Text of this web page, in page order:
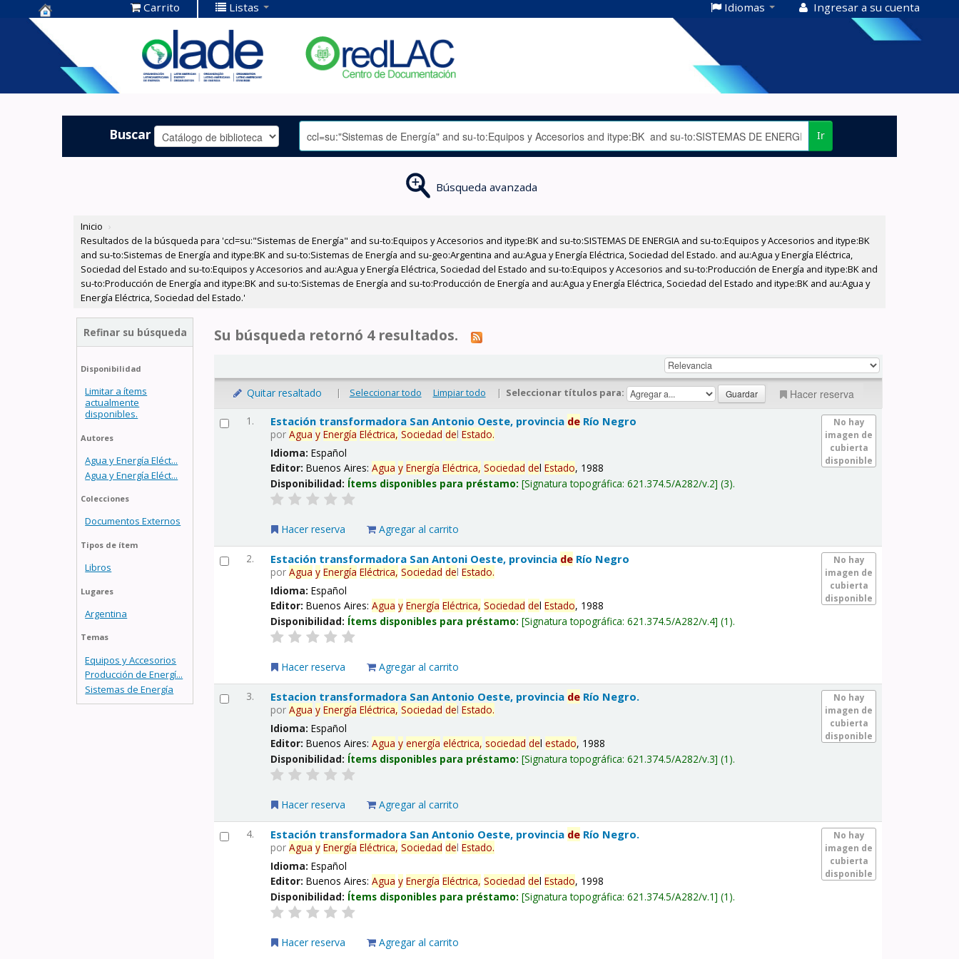
Centro de
Documentación
OLADE -
Carrito Listas Idiomas Ingresar a su cuenta
Buscar Ir
Búsqueda avanzada
Inicio ›
Resultados de la búsqueda para 'ccl=su:"Sistemas de Energía" and su-to:Equipos y Accesorios and itype:BK and su-to:SISTEMAS DE ENERGIA and su-to:Equipos y Accesorios and itype:BK
and su-to:Sistemas de Energía and itype:BK and su-to:Sistemas de Energía and su-geo:Argentina and au:Agua y Energía Eléctrica, Sociedad del Estado. and au:Agua y Energía Eléctrica,
Sociedad del Estado and su-to:Equipos y Accesorios and au:Agua y Energía Eléctrica, Sociedad del Estado and su-to:Equipos y Accesorios and su-to:Producción de Energía and itype:BK and
su-to:Producción de Energía and itype:BK and su-to:Sistemas de Energía and su-to:Producción de Energía and au:Agua y Energía Eléctrica, Sociedad del Estado and itype:BK and au:Agua y
Energía Eléctrica, Sociedad del Estado.'
Refinar su búsqueda
Disponibilidad
Limitar a ítems
actualmente
disponibles.
Autores
Agua y Energía Eléct...
Agua y Energía Eléct...
Colecciones
Documentos Externos
Tipos de ítem
Libros
Lugares
Argentina
Temas
Equipos y Accesorios
Producción de Energí...
Sistemas de Energía
Su búsqueda retornó 4 resultados.
Quitar resaltado | Seleccionar todo Limpiar todo | Seleccionar títulos para: Hacer reserva
1.
No hay
imagen de
cubierta
disponible
Estación transformadora San Antonio Oeste, provincia de Río Negro
porAgua y Energía Eléctrica, Sociedad delEstado.
Idioma:Español
Editor:Buenos Aires:Agua y Energía Eléctrica, Sociedad delEstado, 1988
Disponibilidad: Ítems disponibles para préstamo: Signatura topográfica:621.374.5/A282/v.2 (3).
Hacer reserva Agregar al carrito
2.
No hay
imagen de
cubierta
disponible
Estación transformadora San Antoni Oeste, provincia de Río Negro
porAgua y Energía Eléctrica, Sociedad delEstado.
Idioma:Español
Editor:Buenos Aires:Agua y Energía Eléctrica, Sociedad delEstado, 1988
Disponibilidad: Ítems disponibles para préstamo: Signatura topográfica:621.374.5/A282/v.4 (1).
Hacer reserva Agregar al carrito
3.
No hay
imagen de
cubierta
disponible
Estacion transformadora San Antonio Oeste, provincia de Río Negro.
porAgua y Energía Eléctrica, Sociedad delEstado.
Idioma:Español
Editor:Buenos Aires:Agua y energía eléctrica, sociedad delestado, 1988
Disponibilidad: Ítems disponibles para préstamo: Signatura topográfica:621.374.5/A282/v.3 (1).
Hacer reserva Agregar al carrito
4.
No hay
imagen de
cubierta
disponible
Estación transformadora San Antonio Oeste, provincia de Río Negro.
porAgua y Energía Eléctrica, Sociedad delEstado.
Idioma:Español
Editor:Buenos Aires:Agua y Energía Eléctrica, Sociedad delEstado, 1998
Disponibilidad: Ítems disponibles para préstamo: Signatura topográfica:621.374.5/A282/v.1 (1).
Hacer reserva Agregar al carrito